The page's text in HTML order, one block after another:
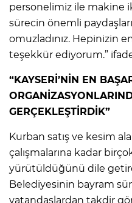
personelimiz ile makine
sürecin önemli
omuzladınız. Hepinizin
teşekkür ediyorum.”
“KAYSERİ’NİN EN
GERÇEKLEŞTİRDİK”
Kurban satış ve kesim
çalışmalarına kadar
yürütüldüğünü dile
Belediyesinin bayram
vatandaşlardan takdir